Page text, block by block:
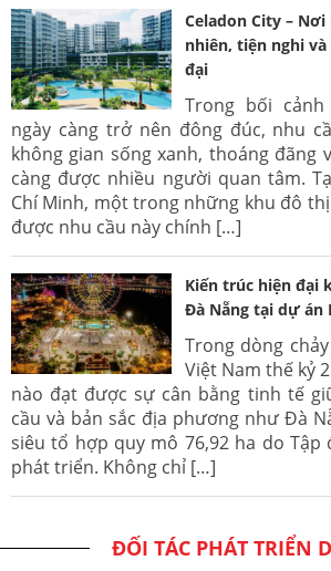
Celadon City –
nhiên, tiện nghi
đại
Trong bối
ngày càng trở nên đông đúc, nhu
không gian sống xanh, thoáng đãng
càng được nhiều người quan tâm.
Chí Minh, một trong những khu đô
được nhu cầu này chính […]
Kiến trúc hiện đại
Đà Nẵng tại dự án
Trong dòng
Việt Nam thế kỷ
nào đạt được sự cân bằng tinh tế
cầu và bản sắc địa phương như Đà
siêu tổ hợp quy mô 76,92 ha do Tập
phát triển. Không chỉ […]
ĐỐI TÁC PHÁT TRIỂN